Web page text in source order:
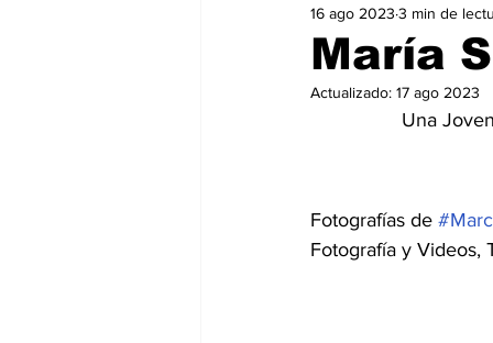
Deportes
las
María
16 ago 2023 3 min de
Actualizado: 17 ago 2023
Una
Fotografías de
Fotografía y Videos,